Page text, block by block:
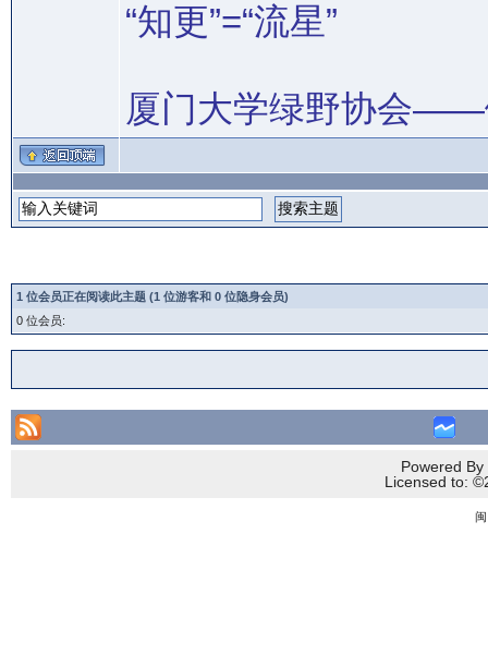
“知更”=“流星”
厦门大学绿野协会——
1 位会员正在阅读此主题 (1 位游客和 0 位隐身会员)
0 位会员:
Powered
Licensed to: